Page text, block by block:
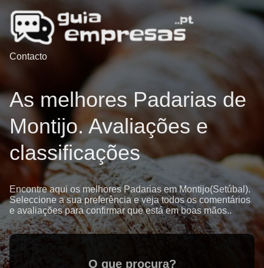
Contacto
As melhores Padarias de
Montijo. Avaliações e
classificações
Encontre aqui os melhores Padarias em Montijo(Setúbal).
Seleccione a sua preferência e veja todos os comentários
e avaliações para confirmar que está em boas mãos..
O que procura?